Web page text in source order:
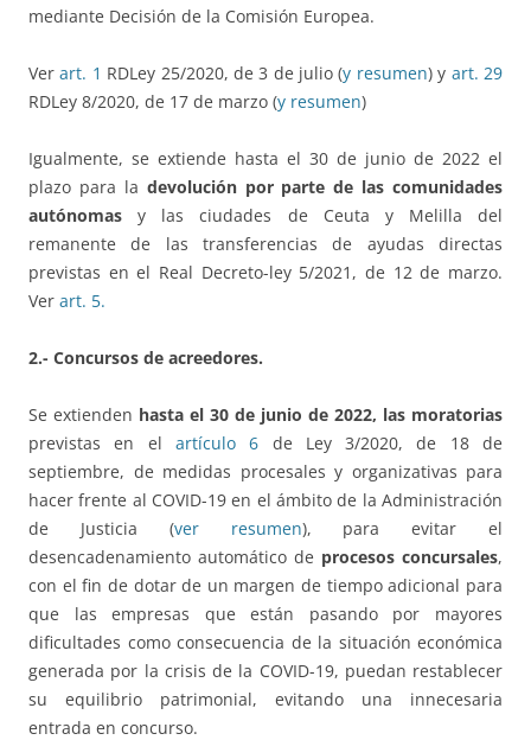
mediante Decisión de la Comisión Europea.
Verart. 1 RDLey 25/2020, de 3 de julio (y resumen) y art. 29
RDLey 8/2020, de 17 de marzo (y resumen)
Igualmente, se extiende hasta el 30 de junio de 2022 el
plazo para la devolución por parte de las comunidades
autónomas y las ciudades de Ceuta y Melilla del
remanente de las transferencias de ayudas directas
previstas en el Real Decreto-ley 5/2021, de 12 de marzo.
Ver art. 5.
2.- Concursos de acreedores.
Se extienden hasta el 30 de junio de 2022, las moratorias
previstas en el artículo 6 de Ley 3/2020, de 18 de
septiembre, de medidas procesales y organizativas para
hacer frente al COVID-19 en el ámbito de la Administración
de Justicia (ver resumen), para evitar el
desencadenamiento automático de procesos concursales,
con el fin de dotar de un margen de tiempo adicional para
que las empresas que están pasando por mayores
dificultades como consecuencia de la situación económica
generada por la crisis de la COVID-19, puedan restablecer
su equilibrio patrimonial, evitando una innecesaria
entrada en concurso.